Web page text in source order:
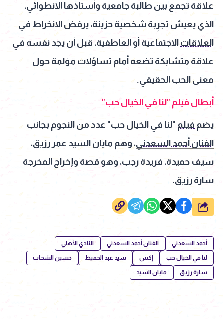
علاقة تجمع بين طالبة جامعية وأستاذها الانطوائي،
الذي يعيش تجرِبة شخصية حزينة، يرفض الانخراط في
العلاقات الاجتماعية أو العاطفية، قبل أن يجد نفسه في
علاقة متشابكة تضعه أمام تساؤلات مؤلمة حول
معنى الحب الحقيقي.
أبطال فيلم "لنا في الخيال حب"
يضم فيلم "لنا في الخيال حب" عدد من النجوم بجانب
الفنان أحمد السعدني، وهم مايان السيد عمر رزيق،
سيف حميدة، فريدة رجب، وهو قصة وإخراج المخرجة
سارة رزيق.
شارك
أحمد السعدني الفنان أحمد السعدني النادي الأهلي
لنا في الخيال حب إكس سيد عبد الحفيظ حسين الشحات
سارة رزيق مايان السيد